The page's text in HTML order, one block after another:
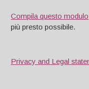
Compila questo modulo
più presto possibile.
Privacy and Legal